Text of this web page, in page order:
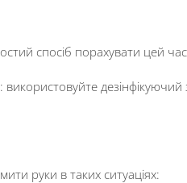
спосіб порахувати цей
використовуйте
руки в таких ситуаціях: